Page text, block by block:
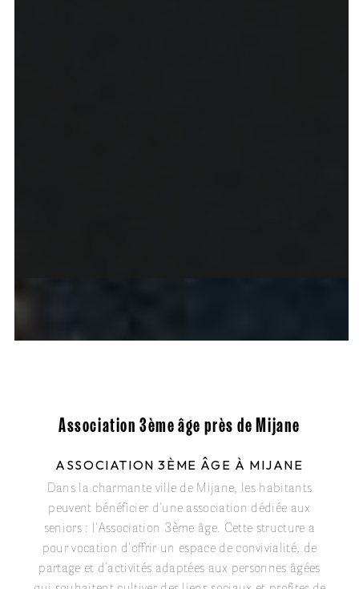
Association 3ème âge près de Mijane
ASSOCIATION 3ÈME ÂGE À MIJANE
Dans la charmante ville de Mijane, les habitants
peuvent bénéficier d'une association dédiée aux
seniors : l'Association 3ème âge. Cette structure a
pour vocation d'offrir un espace de convivialité, de
partage et d'activités adaptées aux personnes âgées